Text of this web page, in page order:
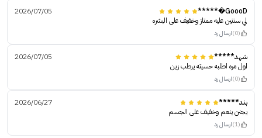
GoooD�*****
2026/07/05
لي سنتين عليه ممتاز وخفيف على البشره
(0) ارسال رد
شهد*****
2026/07/05
اول مره اطلبه حسيته يرطب زين
(0) ارسال رد
بند*****
2026/06/27
يجنن ينعم وخفيف على الجسم
(1) ارسال رد